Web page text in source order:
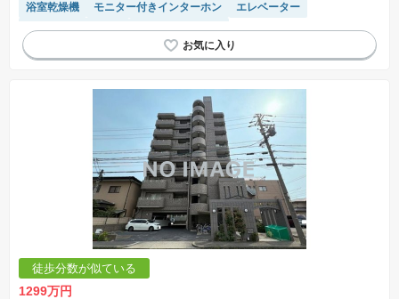
浴室乾燥機
モニター付きインターホン
エレベーター
リフォーム済み物件
システムキッチン
徒歩分数が似ている
1299万円